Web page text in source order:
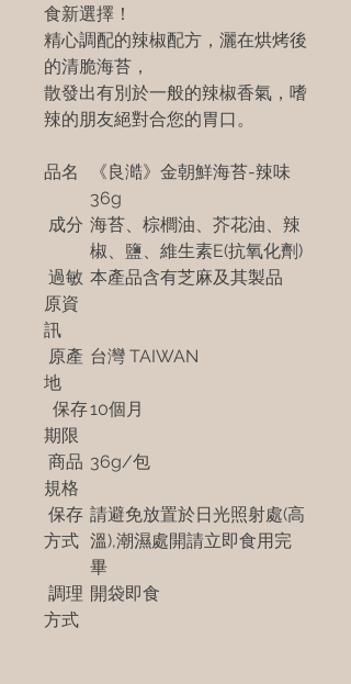
食新選擇！
精心調配的辣椒配方，灑在烘烤後
的清脆海苔，
散發出有別於一般的辣椒香氣，嗜
辣的朋友絕對合您的胃口。
品名
《良澔》金朝鮮海苔-辣味
36g
成分 海苔、棕櫚油、芥花油、辣
椒、鹽、維生素E(抗氧化劑)
過敏
原資
訊
本產品含有芝麻及其製品
原產
地
台灣 TAIWAN
保存
期限
10個月
商品
規格
36g/包
保存
方式
請避免放置於日光照射處(高
溫),潮濕處開請立即食用完
畢
調理
方式
開袋即食